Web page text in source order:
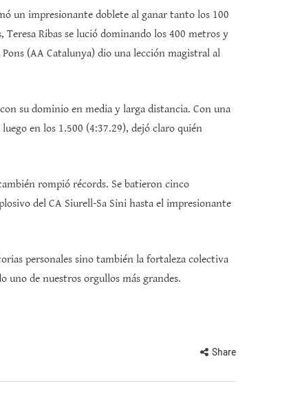
un impresionante doblete al ganar tanto los 100
Ribas se lució dominando los 400 metros y
(AA Catalunya) dio una lección magistral al
su dominio en media y larga distancia. Con una
en los 1.500 (4:37.29), dejó claro quién
rompió récords. Se batieron cinco
del CA Siurell-Sa Sini hasta el impresionante
personales sino también la fortaleza colectiva
uno de nuestros orgullos más grandes.
Share